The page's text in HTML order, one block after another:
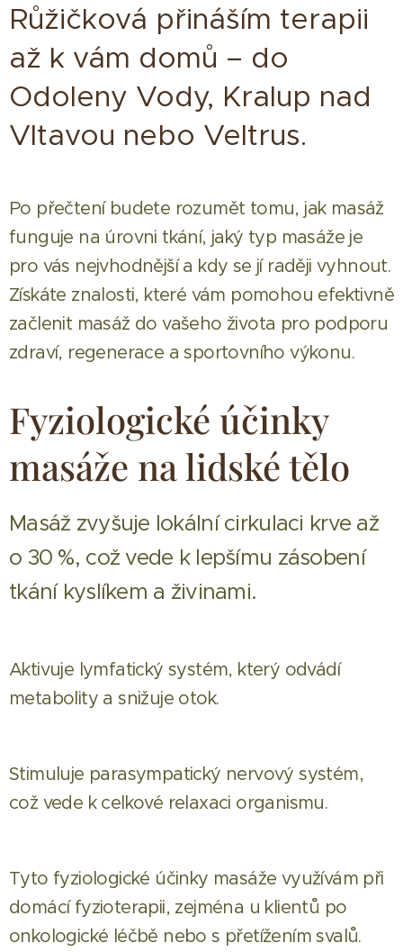
Růžičková přináším terapii
až k vám domů – do
Odoleny Vody, Kralup nad
Vltavou nebo Veltrus.
Po přečtení budete rozumět tomu, jak masáž
funguje na úrovni tkání, jaký typ masáže je
pro vás nejvhodnější a kdy se jí raději vyhnout.
Získáte znalosti, které vám pomohou efektivně
začlenit masáž do vašeho života pro podporu
zdraví, regenerace a sportovního výkonu.
Fyziologické účinky
masáže na lidské tělo
Masáž zvyšuje lokální cirkulaci krve až
o 30 %, což vede k lepšímu zásobení
tkání kyslíkem a živinami.
Aktivuje lymfatický systém, který odvádí
metabolity a snižuje otok.
Stimuluje parasympatický nervový systém,
což vede k celkové relaxaci organismu.
Tyto fyziologické účinky masáže využívám při
domácí fyzioterapii, zejména u klientů po
onkologické léčbě nebo s přetížením svalů.